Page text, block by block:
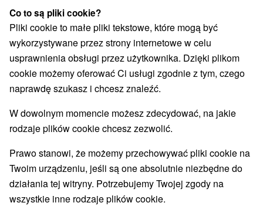
Parki miejskie i zamkowe
Zamki(4) Teatry(3) Skanseny(1) Jazda konna
Zamki, pałace, ruiny(10)
Wieże obserwacyjne i chodniki (4)
Jeziora, jeziora, zbiorniki wodne(1)
Aquaparki, baseny (8) Pomniki(2) Zabytki techniki
Atrakcje dla dzieci
Ogrody botaniczne(2)
Ogrody zoologiczne i fermy zwierząt(3)
Atrakcje z adrenaliną(3)
Wsie i miasta
Co to są pliki cookie?
Pliki cookie to małe pliki tekstowe, które mogą być
wykorzystywane przez strony internetowe w celu
usprawnienia obsługi przez użytkownika. Dzięki plikom
cookie możemy oferować Ci usługi zgodnie z tym, czego
naprawdę szukasz i chcesz znaleźć.
W dowolnym momencie możesz zdecydować, na jakie
rodzaje plików cookie chcesz zezwolić.
Prawo stanowi, że możemy przechowywać pliki cookie na
Twoim urządzeniu, jeśli są one absolutnie niezbędne do
działania tej witryny. Potrzebujemy Twojej zgody na
wszystkie inne rodzaje plików cookie.